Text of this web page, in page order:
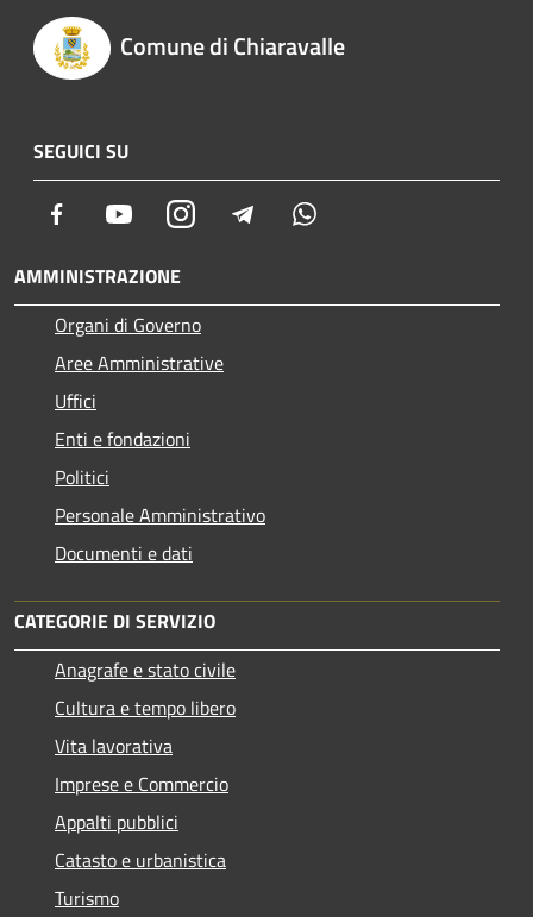
Comune di Chiaravalle
SEGUICI SU
Facebook YoutubeInstagram Telegram
AMMINISTRAZIONE
Organi di Governo
Aree Amministrative
Uffici
Enti e fondazioni
Politici
Personale Amministrativo
Documenti e dati
CATEGORIE DI SERVIZIO
Anagrafe e stato civile
Cultura e tempo libero
Vita lavorativa
Imprese e Commercio
Appalti pubblici
Catasto e urbanistica
Turismo